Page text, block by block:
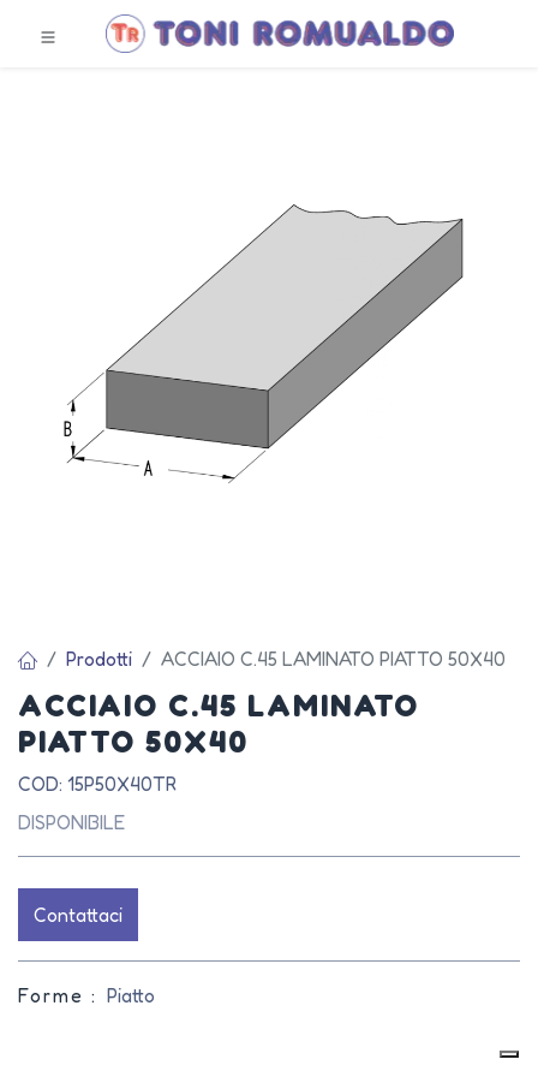
Prodotti ACCIAIO C.45 LAMINATO PIATTO 50X40
ACCIAIO C.45 LAMINATO
PIATTO 50X40
COD: 15P50X40TR
DISPONIBILE
Contattaci
Forme : Piatto